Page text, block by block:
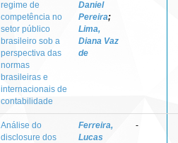
regime de
competência no
setor público
brasileiro sob a
perspectiva das
normas
brasileiras e
internacionais de
contabilidade
Daniel
Pereira;
Lima,
Diana Vaz
de
Análise do
disclosure dos
Ferreira,
Lucas
-